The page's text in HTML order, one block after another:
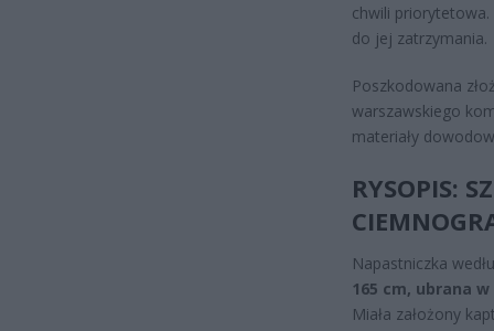
chwili
do jej zatrzymania.
Poszkodowana
warszawskiego
materiały
RYSOPIS:
Napastniczka
165 cm, ubrana
Miała założony